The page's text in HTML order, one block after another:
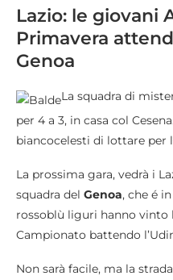
Lazio: le giovani
Primavera
Genoa
La squadra di
per 4 a 3, in casa col
biancocelesti di lottare per
La prossima gara, vedrà i
squadra del Genoa, che é
rossoblù liguri hanno
Campionato battendo
Non sarà facile, ma la